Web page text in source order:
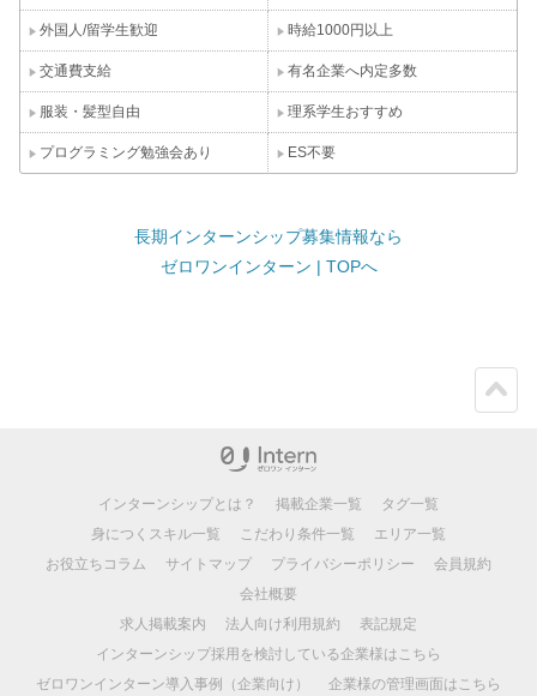
外国人/留学生歓迎 時給1000円以上
交通費支給 有名企業へ内定多数
服装・髪型自由 理系学生おすすめ
プログラミング勉強会あり ES不要
長期インターンシップ募集情報なら
ゼロワンインターン | TOPへ
インターンシップとは？ 掲載企業一覧
タグ一覧
身につくスキル一覧
こだわり条件一覧
エリア一覧
お役立ちコラム
サイトマップ プライバシーポリシー
会員規約
会社概要
求人掲載案内
法人向け利用規約
表記規定
インターンシップ採用を検討している企業様はこちら
ゼロワンインターン導入事例（企業向け）
企業様の管理画面はこちら